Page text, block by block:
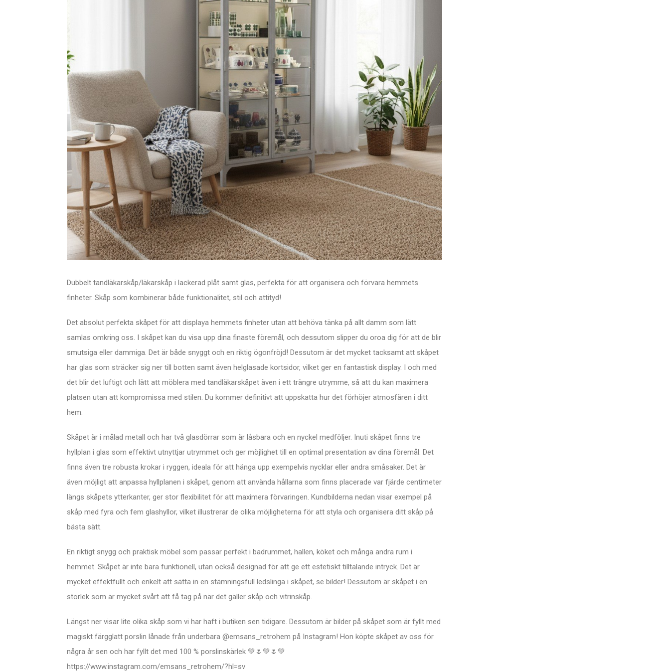
Dubbelt tandläkarskåp/läkarskåp i lackerad plåt samt glas, perfekta för att organisera och förvara hemmets
finheter. Skåp som kombinerar både funktionalitet, stil och attityd!
Det absolut perfekta skåpet för att displaya hemmets finheter utan att behöva tänka på allt damm som lätt
samlas omkring oss. I skåpet kan du visa upp dina finaste föremål, och dessutom slipper du oroa dig för att de blir
smutsiga eller dammiga. Det är både snyggt och en riktig ögonfröjd! Dessutom är det mycket tacksamt att skåpet
har glas som sträcker sig ner till botten samt även helglasade kortsidor, vilket ger en fantastisk display. I och med
det blir det luftigt och lätt att möblera med tandläkarskåpet även i ett trängre utrymme, så att du kan maximera
platsen utan att kompromissa med stilen. Du kommer definitivt att uppskatta hur det förhöjer atmosfären i ditt
hem.
Skåpet är i målad metall och har två glasdörrar som är låsbara och en nyckel medföljer. Inuti skåpet finns tre
hyllplan i glas som effektivt utnyttjar utrymmet och ger möjlighet till en optimal presentation av dina föremål. Det
finns även tre robusta krokar i ryggen, ideala för att hänga upp exempelvis nycklar eller andra småsaker. Det är
även möjligt att anpassa hyllplanen i skåpet, genom att använda hållarna som finns placerade var fjärde centimeter
längs skåpets ytterkanter, ger stor flexibilitet för att maximera förvaringen. Kundbilderna nedan visar exempel på
skåp med fyra och fem glashyllor, vilket illustrerar de olika möjligheterna för att styla och organisera ditt skåp på
bästa sätt.
En riktigt snygg och praktisk möbel som passar perfekt i badrummet, hallen, köket och många andra rum i
hemmet. Skåpet är inte bara funktionell, utan också designad för att ge ett estetiskt tilltalande intryck. Det är
mycket effektfullt och enkelt att sätta in en stämningsfull ledslinga i skåpet, se bilder! Dessutom är skåpet i en
storlek som är mycket svårt att få tag på när det gäller skåp och vitrinskåp.
Längst ner visar lite olika skåp som vi har haft i butiken sen tidigare. Dessutom är bilder på skåpet som är fyllt med
magiskt färgglatt porslin lånade från underbara @emsans_retrohem på Instagram! Hon köpte skåpet av oss för
några år sen och har fyllt det med 100 % porslinskärlek 💚🌷💚🌷💚
https://www.instagram.com/emsans_retrohem/?hl=sv